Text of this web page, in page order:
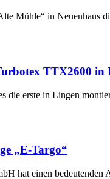
Mühle“ in Neuenhaus
TTX2600 in
die erste in Lingen
„E-Targo“
hat einen